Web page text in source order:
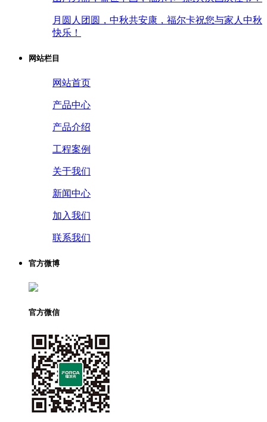
月圆人团圆，中秋共安康，福尔卡祝您与家人中秋
快乐！
网站栏目
网站首页
产品中心
产品介绍
工程案例
关于我们
新闻中心
加入我们
联系我们
官方微博
官方微信